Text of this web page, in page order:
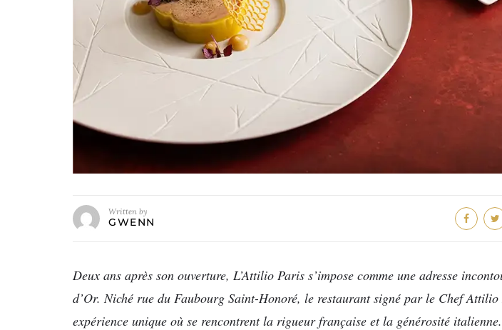
Written by
GWENN
Deux ans après son ouverture, L’Attilio Paris s’impose comme une adresse
d’Or. Niché rue du Faubourg Saint-Honoré, le restaurant signé par le Chef
expérience unique où se rencontrent la rigueur française et la générosité